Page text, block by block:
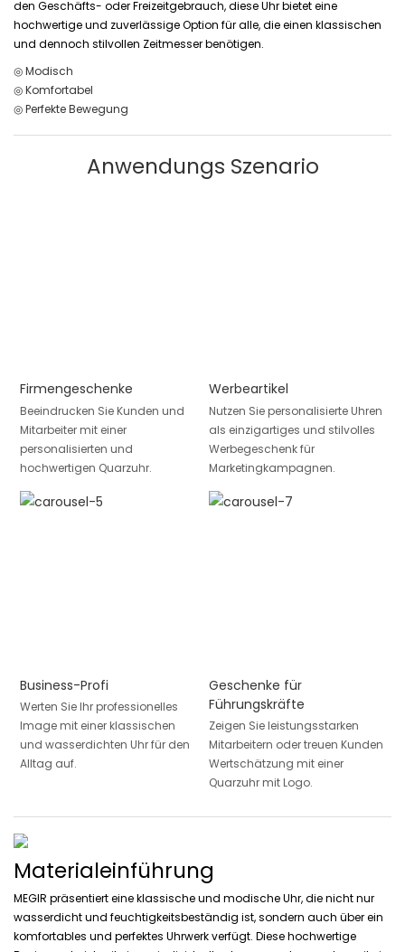
den Geschäfts- oder Freizeitgebrauch, diese Uhr bietet eine
hochwertige und zuverlässige Option für alle, die einen klassischen
und dennoch stilvollen Zeitmesser benötigen.
◎ Modisch
◎ Komfortabel
◎ Perfekte Bewegung
Anwendungs Szenario
Firmengeschenke
Beeindrucken Sie Kunden und
Mitarbeiter mit einer
personalisierten und
hochwertigen Quarzuhr.
Werbeartikel
Nutzen Sie personalisierte Uhren
als einzigartiges und stilvolles
Werbegeschenk für
Marketingkampagnen.
Business-Profi
Werten Sie Ihr professionelles
Image mit einer klassischen
und wasserdichten Uhr für den
Alltag auf.
Geschenke für
Führungskräfte
Zeigen Sie leistungsstarken
Mitarbeitern oder treuen Kunden
Wertschätzung mit einer
Quarzuhr mit Logo.
Materialeinführung
MEGIR präsentiert eine klassische und modische Uhr, die nicht nur
wasserdicht und feuchtigkeitsbeständig ist, sondern auch über ein
komfortables und perfektes Uhrwerk verfügt. Diese hochwertige